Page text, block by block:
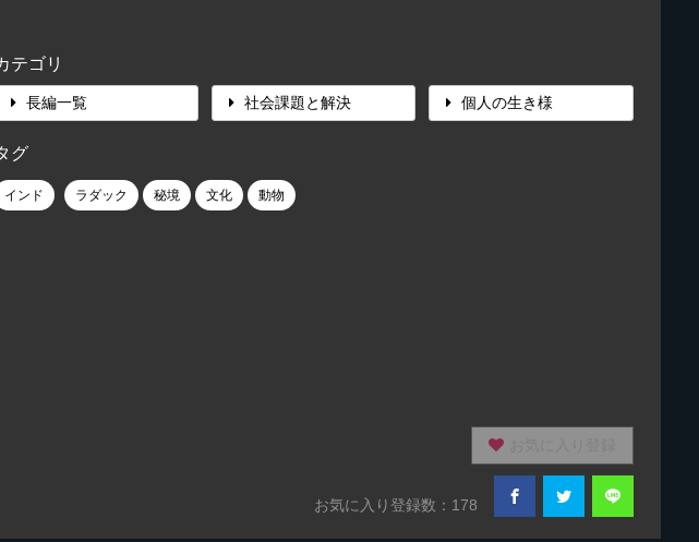
テゴリ
長編一覧 社会課題と解決 個人の生き様
グ
インド ラダック 秘境 文化 動物
お気に入り登録数：178